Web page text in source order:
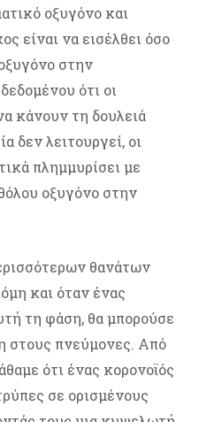
οξυγόνο και
είναι να εισέλθει όσο
στην
ότι οι
κάνουν τη δουλειά
δεν λειτουργεί, οι
πλημμυρίσει με
οξυγόνο στην
θανάτων
και όταν ένας
τη φάση, θα μπορούσε
στους πνεύμονες. Από
ότι ένας κορονοϊός
σε ορισμένους